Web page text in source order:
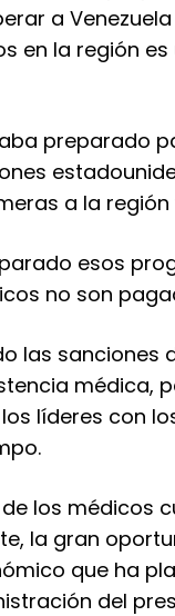
a
en la región
preparado
a la
esos
no son
las sanciones
médica,
líderes con
los médicos
la gran
que ha
del